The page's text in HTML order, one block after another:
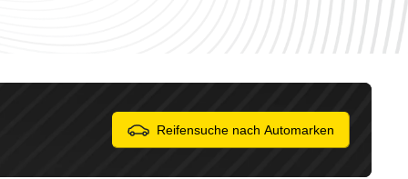
Reifensuche nach Automarken